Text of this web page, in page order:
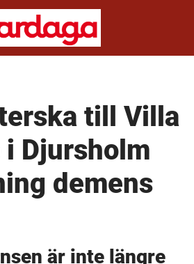
till Villa
i Djursholm
demens
är inte längre